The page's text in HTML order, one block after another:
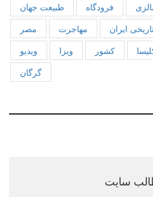
طبیعت جهان
فرودگاه
مصر
مهاجرت ایران
ویدیو
ویزا کشور
گرگان
سایت